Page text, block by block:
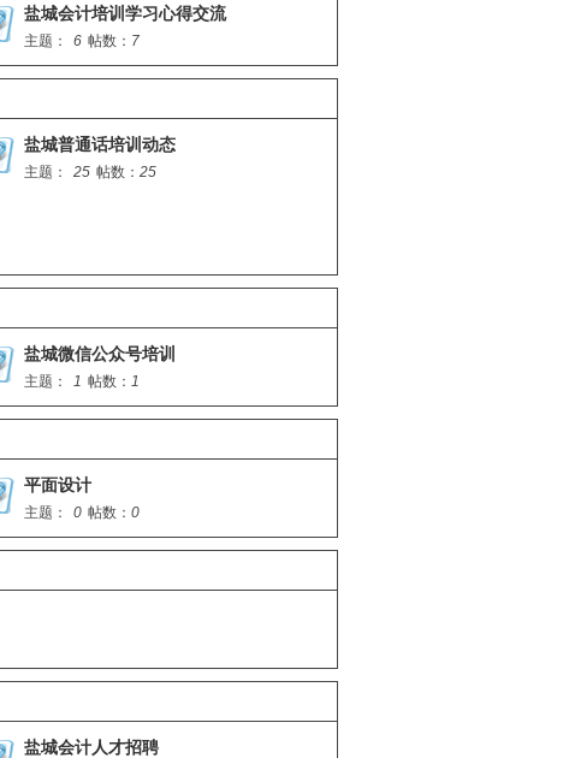
盐城会计培训学习心得交流
主题： 6 帖数： 7
盐城普通话培训动态
主题： 25 帖数： 25
盐城微信公众号培训
主题： 1 帖数： 1
平面设计
主题： 0 帖数： 0
盐城会计人才招聘